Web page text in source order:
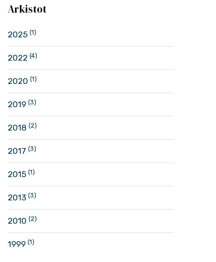
Arkistot
2025 (1)
2022 (4)
2020 (1)
2019 (3)
2018 (2)
2017 (3)
2015 (1)
2013 (3)
2010 (2)
1999 (1)